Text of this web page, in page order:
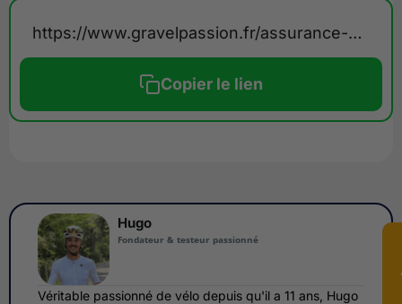
https://www.gravelpassion.fr/assurance-gravel/
Copier le lien
Hugo
Fondateur & testeur passionné
Véritable passionné de vélo depuis qu'il a 11 ans, Hugo